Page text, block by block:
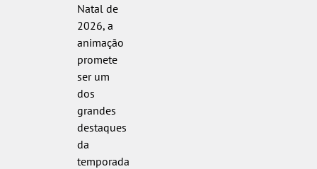
Natal de
2026, a
animação
promete
ser um
dos
grandes
destaques
da
temporada